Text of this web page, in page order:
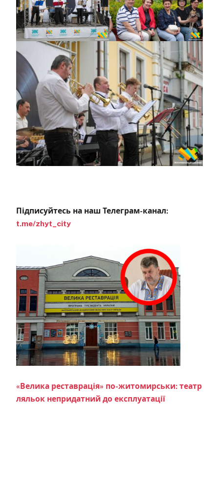
Підписуйтесь на наш Телеграм-канал:
t.me/zhyt_city
«Велика реставрація» по-житомирськи: театр
ляльок непридатний до експлуатації